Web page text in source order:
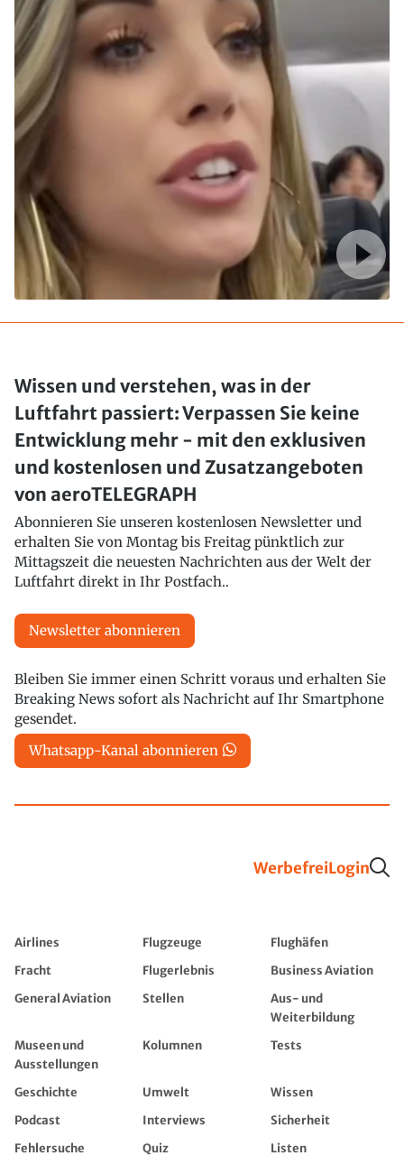
Wissen und verstehen, was in der
Luftfahrt passiert: Verpassen Sie keine
Entwicklung mehr - mit den exklusiven
und kostenlosen und Zusatzangeboten
von aeroTELEGRAPH
Abonnieren Sie unseren kostenlosen Newsletter und
erhalten Sie von Montag bis Freitag pünktlich zur
Mittagszeit die neuesten Nachrichten aus der Welt der
Luftfahrt direkt in Ihr Postfach..
Newsletter abonnieren
Bleiben Sie immer einen Schritt voraus und erhalten Sie
Breaking News sofort als Nachricht auf Ihr Smartphone
gesendet.
Whatsapp-Kanal abonnieren
WerbefreiLogin
Airlines Flugzeuge
Flughäfen
Fracht
Flugerlebnis
Business Aviation
General Aviation
Stellen
Aus- und
Weiterbildung
Museen und
Ausstellungen
Kolumnen Tests
Geschichte Umwelt
Wissen
Podcast
Interviews
Sicherheit
Fehlersuche
Quiz
Listen